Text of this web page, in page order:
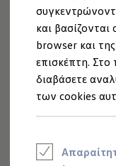
και
browser και
επισκέπτη. Στο
διαβάσετε
των cookies
ID.5
ID.5
ID.7
ID.7
ID.
ID.
ID.
eHybrid
Golf
Νέο
e-Tools για
σας.